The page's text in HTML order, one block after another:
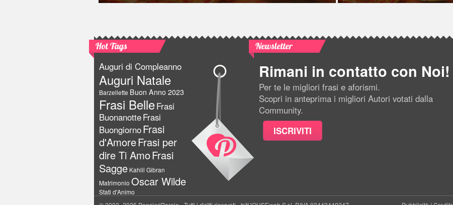
Hot Tags
Auguri di Compleanno
Auguri Natale
Barzellette Buon Anno 2023
Frasi BelleFrasi
BuonanotteFrasi
BuongiornoFrasi
d'AmoreFrasi per
dire Ti AmoFrasi
Sagge Kahlil Gibran
Matrimonio Oscar Wilde
Stati d'Animo
Newsletter
Rimani in contatto con Noi!
Per te le migliori frasi e aforismi.
Scopri in anteprima i migliori Autori votati dalla
Community.
ISCRIVITI